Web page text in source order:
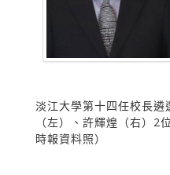
淡江大學第十四任校長
（左）、許輝煌（右）2
時報資料照）